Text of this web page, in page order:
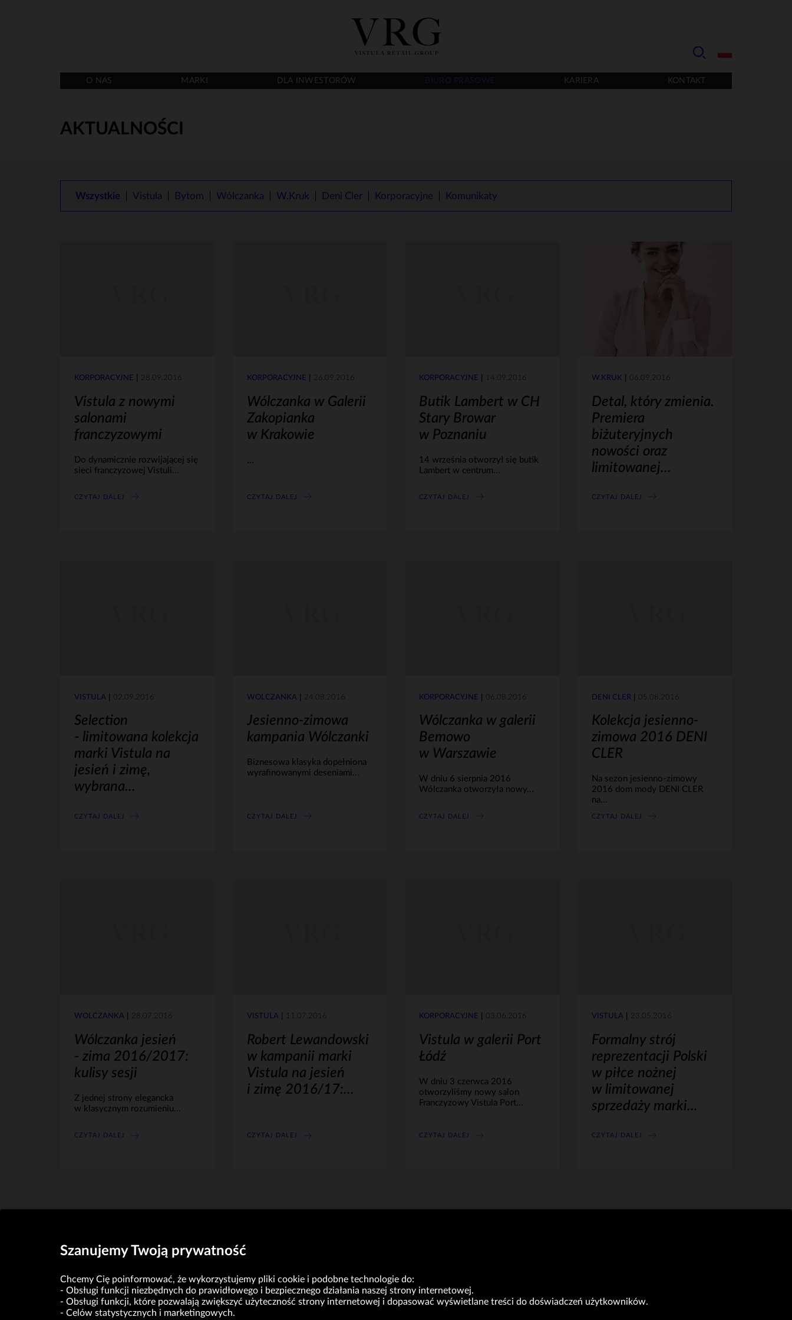
O NAS MARKI DLA INWESTORÓW BIURO PRASOWE KARIERA KONTAKT
AKTUALNOŚCI
Wszystkie Vistula Bytom Wólczanka W.Kruk Deni Cler Korporacyjne Komunikaty
KORPORACYJNE 28.09.2016
Vistula z nowymi
salonami
franczyzowymi
Do dynamicznie rozwijającej się
sieci franczyzowej Vistuli...
CZYTAJ DALEJ
KORPORACYJNE 26.09.2016
Wólczanka w Galerii
Zakopianka
w Krakowie
...
CZYTAJ DALEJ
KORPORACYJNE 14.09.2016
Butik Lambert w CH
Stary Browar
w Poznaniu
14 września otworzył się butik
Lambert w centrum...
CZYTAJ DALEJ
W.KRUK 06.09.2016
Detal, który zmienia.
Premiera
biżuteryjnych
nowości oraz
limitowanej...
CZYTAJ DALEJ
VISTULA 02.09.2016
Selection
- limitowana kolekcja
marki Vistula na
jesień i zimę,
wybrana...
CZYTAJ DALEJ
WÓLCZANKA 24.08.2016
Jesienno-zimowa
kampania Wólczanki
Biznesowa klasyka dopełniona
wyrafinowanymi deseniami...
CZYTAJ DALEJ
KORPORACYJNE 06.08.2016
Wólczanka w galerii
Bemowo
w Warszawie
W dniu 6 sierpnia 2016
Wólczanka otworzyła nowy...
CZYTAJ DALEJ
DENI CLER 05.08.2016
Kolekcja jesienno-
zimowa 2016 DENI
CLER
Na sezon jesienno-zimowy
2016 dom mody DENI CLER
na...
CZYTAJ DALEJ
WÓLCZANKA 28.07.2016
Wólczanka jesień
- zima 2016/2017:
kulisy sesji
Z jednej strony elegancka
w klasycznym rozumieniu...
CZYTAJ DALEJ
VISTULA 11.07.2016
Robert Lewandowski
w kampanii marki
Vistula na jesień
i zimę 2016/17:...
CZYTAJ DALEJ
KORPORACYJNE 03.06.2016
Vistula w galerii Port
Łódź
W dniu 3 czerwca 2016
otworzyliśmy nowy salon
Franczyzowy Vistula Port...
CZYTAJ DALEJ
VISTULA 23.05.2016
Formalny strój
reprezentacji Polski
w piłce nożnej
w limitowanej
sprzedaży marki...
CZYTAJ DALEJ
Szanujemy Twoją prywatność
Chcemy Cię poinformować, że wykorzystujemy pliki cookie i podobne technologie do:
Obsługi funkcji niezbędnych do prawidłowego i bezpiecznego działania naszej strony internetowej.
Obsługi funkcji, które pozwalają zwiększyć użyteczność strony internetowej i dopasować wyświetlane treści do doświadczeń użytkowników.
Celów statystycznych i marketingowych.